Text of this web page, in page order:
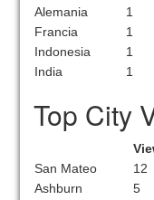
Alemania
1
Francia
1
Indonesia
1
India
1
Top City
San Mateo
12
Ashburn
5